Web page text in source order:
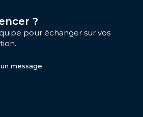
?
pour échanger sur vos
message